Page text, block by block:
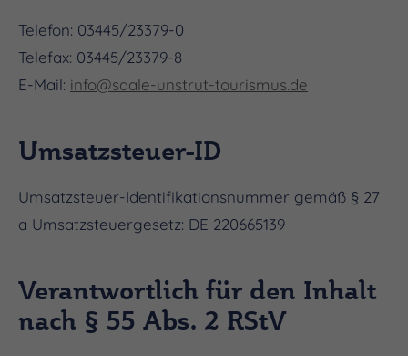
Telefon: 03445/23379-0
Telefax: 03445/23379-8
E-Mail: info@saale-unstrut-tourismus.de
Umsatzsteuer-ID
Umsatzsteuer-Identifikationsnummer gemäß § 27
a Umsatzsteuergesetz: DE 220665139
Verantwortlich für den Inhalt
nach § 55 Abs. 2 RStV